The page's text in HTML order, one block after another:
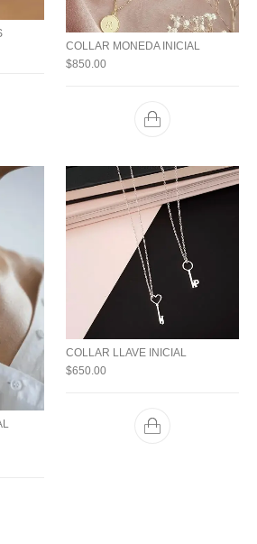
COLLAR MONEDA INICIAL
$850.00
COLLAR LLAVE INICIAL
$650.00